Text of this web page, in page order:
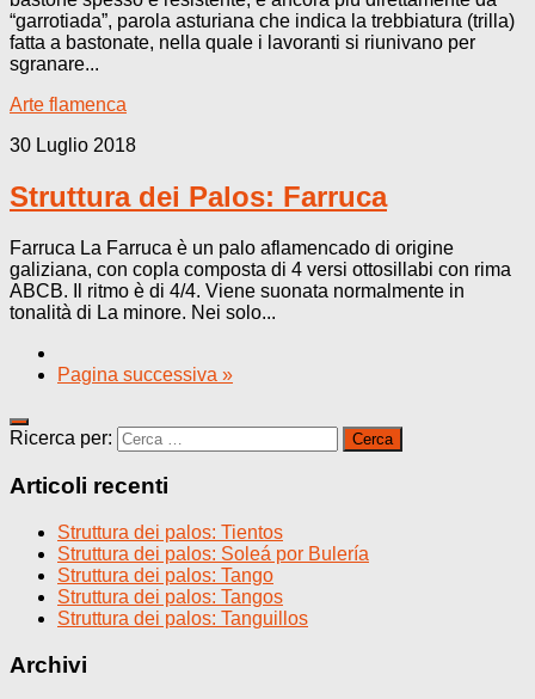
“garrotiada”, parola asturiana che indica la trebbiatura (trilla)
fatta a bastonate, nella quale i lavoranti si riunivano per
sgranare...
Arte flamenca
30 Luglio 2018
Struttura dei Palos: Farruca
Farruca La Farruca è un palo aflamencado di origine
galiziana, con copla composta di 4 versi ottosillabi con rima
ABCB. Il ritmo è di 4/4. Viene suonata normalmente in
tonalità di La minore. Nei solo...
Pagina successiva »
Ricerca per:
Articoli recenti
Struttura dei palos: Tientos
Struttura dei palos: Soleá por Bulería
Struttura dei palos: Tango
Struttura dei palos: Tangos
Struttura dei palos: Tanguillos
Archivi